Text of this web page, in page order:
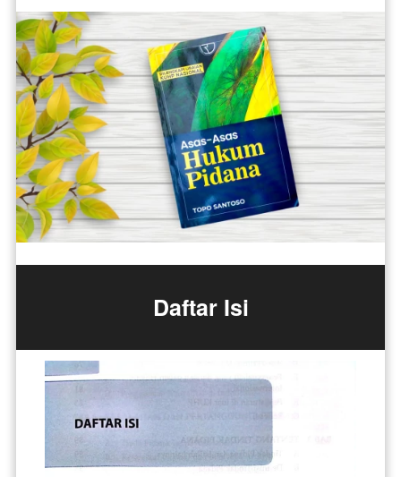
Daftar Isi